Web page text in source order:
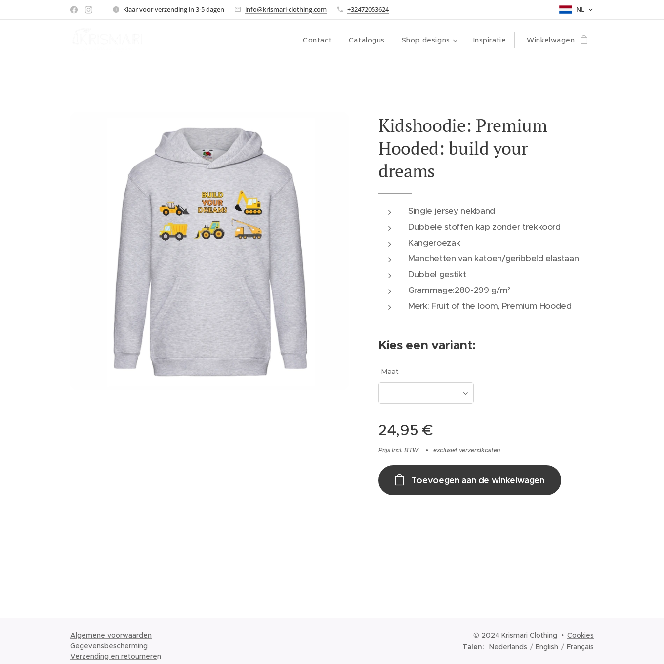
Klaar voor verzending in 3-5 dagen info@krismari-clothing.com +32472053624 NL
Contact Catalogus Shop designs Inspiratie Winkelwagen
Kidshoodie: Premium
Hooded: build your
dreams
Single jersey nekband
Dubbele stoffen kap zonder trekkoord
Kangeroezak
Manchetten van katoen/geribbeld elastaan
Dubbel gestikt
Grammage:280-299 g/m²
Merk: Fruit of the loom, Premium Hooded
Kies een variant:
Maat
24,95 €
Prijs Incl. BTW exclusief verzendkosten
Toevoegen aan de winkelwagen
Algemene voorwaarden
Gegevensbescherming
Verzending en retourneren
© 2024 Krismari Clothing
Cookies
Talen
Nederlands English Français